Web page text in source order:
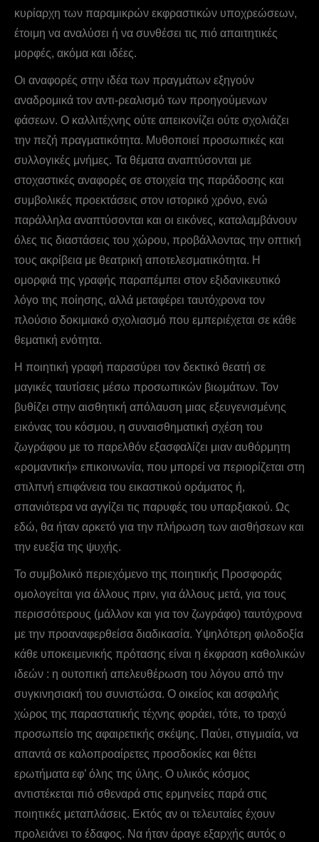
κυρίαρχη των παραμικρών εκφραστικών υποχρεώσεων,
έτοιμη να αναλύσει ή να συνθέσει τις πιό απαιτητικές
μορφές, ακόμα και ιδέες.
Οι αναφορές στην ιδέα των πραγμάτων εξηγούν
αναδρομικά τον αντι-ρεαλισμό των προηγούμενων
φάσεων. Ο καλλιτέχνης ούτε απεικονίζει ούτε σχολιάζει
την πεζή πραγματικότητα. Μυθοποιεί προσωπικές και
συλλογικές μνήμες. Τα θέματα αναπτύσονται με
στοχαστικές αναφορές σε στοιχεία της παράδοσης και
συμβολικές προεκτάσεις στον ιστορικό χρόνο, ενώ
παράλληλα αναπτύσονται και οι εικόνες, καταλαμβάνουν
όλες τις διαστάσεις του χώρου, προβάλλοντας την οπτική
τους ακρίβεια με θεατρική αποτελεσματικότητα. Η
ομορφιά της γραφής παραπέμπει στον εξιδανικευτικό
λόγο της ποίησης, αλλά μεταφέρει ταυτόχρονα τον
πλούσιο δοκιμιακό σχολιασμό που εμπεριέχεται σε κάθε
θεματική ενότητα.
Η ποιητική γραφή παρασύρει τον δεκτικό θεατή σε
μαγικές ταυτίσεις μέσω προσωπικών βιωμάτων. Τον
βυθίζει στην αισθητική απόλαυση μιας εξευγενισμένης
εικόνας του κόσμου, η συναισθηματική σχέση του
ζωγράφου με το παρελθόν εξασφαλίζει μιαν αυθόρμητη
«ρομαντική» επικοινωνία, που μπορεί να περιορίζεται στη
στιλπνή επιφάνεια του εικαστικού οράματος ή,
σπανιότερα να αγγίζει τις παρυφές του υπαρξιακού. Ως
εδώ, θα ήταν αρκετό για την πλήρωση των αισθήσεων και
την ευεξία της ψυχής.
Το συμβολικό περιεχόμενο της ποιητικής Προσφοράς
ομολογείται για άλλους πριν, για άλλους μετά, για τους
περισσότερους (μάλλον και για τον ζωγράφο) ταυτόχρονα
με την προαναφερθείσα διαδικασία. Υψηλότερη φιλοδοξία
κάθε υποκειμενικής πρότασης είναι η έκφραση καθολικών
ιδεών : η ουτοπική απελευθέρωση του λόγου από την
συγκινησιακή του συνιστώσα. Ο οικείος και ασφαλής
χώρος της παραστατικής τέχνης φοράει, τότε, το τραχύ
προσωπείο της αφαιρετικής σκέψης. Παύει, στιγμιαία, να
απαντά σε καλοπροαίρετες προσδοκίες και θέτει
ερωτήματα εφ’ όλης της ύλης. Ο υλικός κόσμος
αντιστέκεται πιό σθεναρά στις ερμηνείες παρά στις
ποιητικές μεταπλάσεις. Εκτός αν οι τελευταίες έχουν
προλειάνει το έδαφος. Να ήταν άραγε εξαρχής αυτός ο